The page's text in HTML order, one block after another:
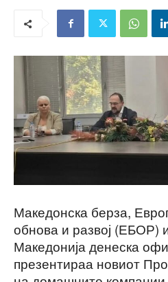
Македонска берза,
обнова и развој (ЕБОР)
Македонија денеска
презентираа новиот